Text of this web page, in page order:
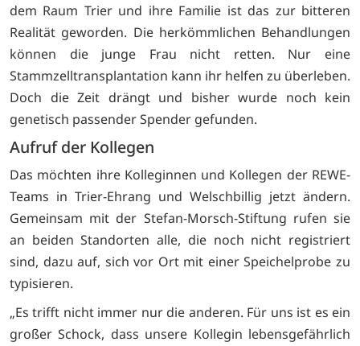
dem Raum Trier und ihre Familie ist das zur bitteren
Realität geworden. Die herkömmlichen Behandlungen
können die junge Frau nicht retten. Nur eine
Stammzelltransplantation kann ihr helfen zu überleben.
Doch die Zeit drängt und bisher wurde noch kein
genetisch passender Spender gefunden.
Aufruf der Kollegen
Das möchten ihre Kolleginnen und Kollegen der REWE-
Teams in Trier-Ehrang und Welschbillig jetzt ändern.
Gemeinsam mit der Stefan-Morsch-Stiftung rufen sie
an beiden Standorten alle, die noch nicht registriert
sind, dazu auf, sich vor Ort mit einer Speichelprobe zu
typisieren.
„Es trifft nicht immer nur die anderen. Für uns ist es ein
großer Schock, dass unsere Kollegin lebensgefährlich